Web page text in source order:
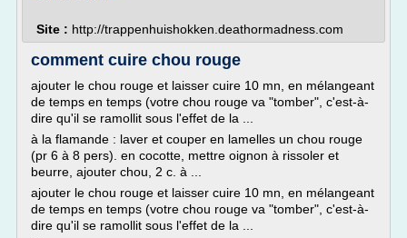
Site : http://trappenhuishokken.deathormadness.com
comment cuire chou rouge
ajouter le chou rouge et laisser cuire 10 mn, en mélangeant
de temps en temps (votre chou rouge va "tomber", c'est-à-
dire qu'il se ramollit sous l'effet de la ...
à la flamande : laver et couper en lamelles un chou rouge
(pr 6 à 8 pers). en cocotte, mettre oignon à rissoler et
beurre, ajouter chou, 2 c. à ...
ajouter le chou rouge et laisser cuire 10 mn, en mélangeant
de temps en temps (votre chou rouge va "tomber", c'est-à-
dire qu'il se ramollit sous l'effet de la ...